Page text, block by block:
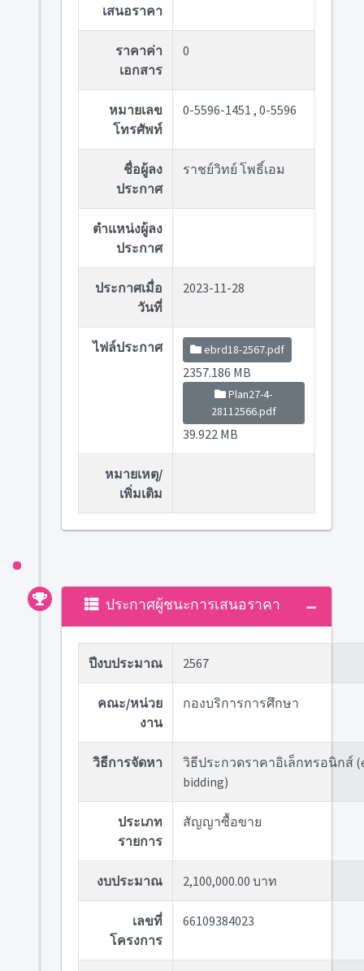
เสนอราคา
ราคาค่า
เอกสาร
0
หมายเลข
โทรศัพท์
0-5596-1451 , 0-5596
ชื่อผู้ลง
ประกาศ
ราชย์วิทย์ โพธิ์เอม
ตำแหน่งผู้ลง
ประกาศ
ประกาศเมื่อ
วันที่
2023-11-28
ไฟล์ประกาศ ebrd18-2567.pdf
2357.186 MB
Plan27-4-
28112566.pdf
39.922 MB
หมายเหตุ/
เพิ่มเติม
ประกาศผู้ชนะการเสนอราคา
ปีงบประมาณ 2567
คณะ/หน่วย
งาน
กองบริการการศึกษา
วิธีการจัดหา
วิธีประกวดราคาอิเล็กทรอนิกส์
bidding)
ประเภท
รายการ
สัญญาซื้อขาย
งบประมาณ 2,100,000.00 บาท
เลขที่
โครงการ
66109384023